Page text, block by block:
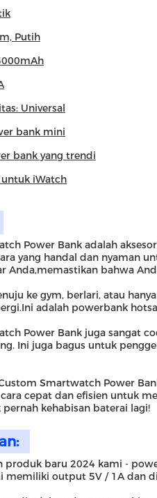
Putih
Universal
bank mini
bank yang trendi
iWatch
Power Bank adalah
yang handal dan nyaman
Anda,memastikan bahwa
ke gym, berlari, atau
adalah powerbank
Power Bank juga sangat
Ini juga bagus untuk
Smartwatch Power
cepat dan efisien untuk
kehabisan baterai lagi!
produk baru 2024 kami -
memiliki output 5V / 1A dan